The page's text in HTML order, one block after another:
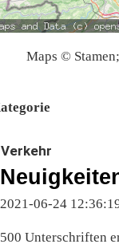
Maps ©
Verkehr
2021-06-24
500 Unterschriften